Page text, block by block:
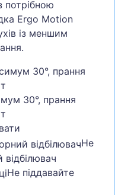
потрібною
Ergo Motion
із меншим
30°, прання
Не
Не піддавайте